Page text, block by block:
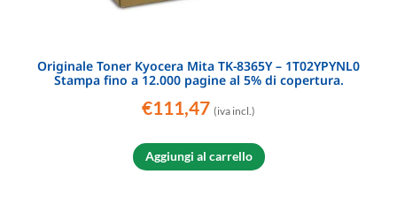
Originale Toner Kyocera Mita TK-8365Y – 1T02YPYNL0
Stampa fino a 12.000 pagine al 5% di copertura.
€111,47 (iva incl.)
Aggiungi al carrello